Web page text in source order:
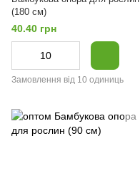
(180 см)
40.40 грн
Замовлення від 10 одиниць